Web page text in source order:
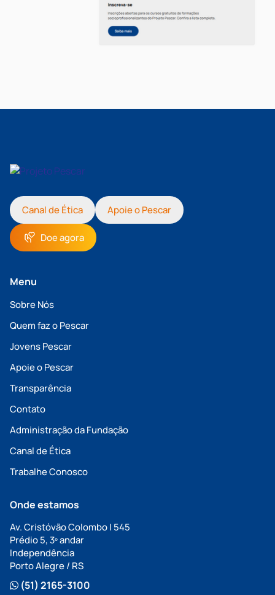
Canal de Ética Apoie o Pescar
Doe agora
Menu
Sobre Nós
Quem faz o Pescar
Jovens Pescar
Apoie o Pescar
Transparência
Contato
Administração da Fundação
Canal de Ética
Trabalhe Conosco
Onde estamos
Av. Cristóvão Colombo | 545
Prédio 5, 3º andar
Independência
Porto Alegre / RS
(51) 2165-3100